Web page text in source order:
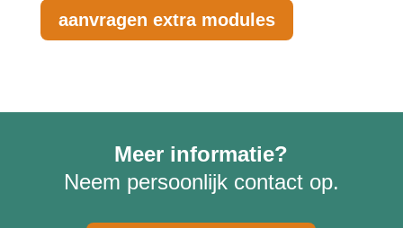
aanvragen extra modules
Meer informatie?
Neem persoonlijk contact op.